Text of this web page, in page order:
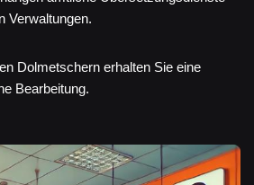
Verwaltungen.
Dolmetschern erhalten Sie eine
Bearbeitung.